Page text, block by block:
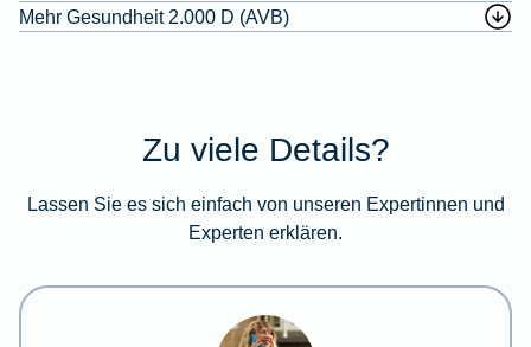
Mehr Gesundheit 2.000 D (AVB)
Zu viele Details?
Lassen Sie es sich einfach von unseren Expertinnen und
Experten erklären.